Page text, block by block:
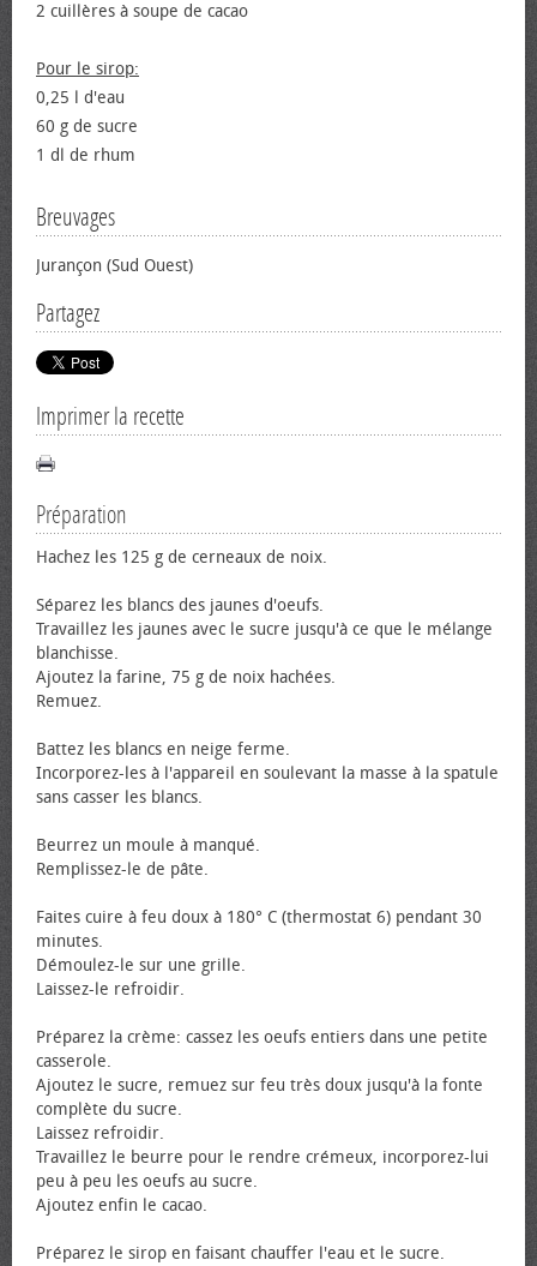
2 cuillères à soupe de cacao
Pour le sirop:
0,25 l d'eau
60 g de sucre
1 dl de rhum
Breuvages
Jurançon (Sud Ouest)
Partagez
Imprimer la recette
Préparation
Hachez les 125 g de cerneaux de noix.
Séparez les blancs des jaunes d'œufs.
Travaillez les jaunes avec le sucre jusqu'à ce que le mélange
blanchisse.
Ajoutez la farine, 75 g de noix hachées.
Remuez.
Battez les blancs en neige ferme.
Incorporez-les à l'appareil en soulevant la masse à la spatule
sans casser les blancs.
Beurrez un moule à manqué.
Remplissez-le de pâte.
Faites cuire à feu doux à 180° C (thermostat 6) pendant 30
minutes.
Démoulez-le sur une grille.
Laissez-le refroidir.
Préparez la crème: cassez les œufs entiers dans une petite
casserole.
Ajoutez le sucre, remuez sur feu très doux jusqu'à la fonte
complète du sucre.
Laissez refroidir.
Travaillez le beurre pour le rendre crémeux, incorporez-lui
peu à peu les œufs au sucre.
Ajoutez enfin le cacao.
Préparez le sirop en faisant chauffer l'eau et le sucre.